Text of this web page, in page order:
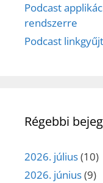
Podcast
rendszerre
Podcast
Régebbi
2026. július(10)
2026. június(9)